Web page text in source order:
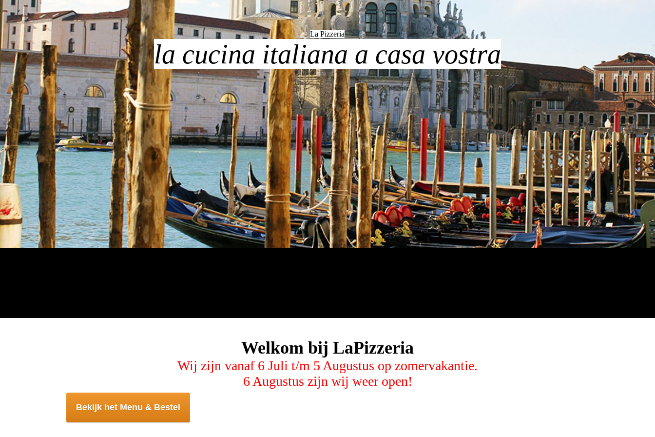
La Pizzeria
la cucina italiana a casa vostra
Welkom bij LaPizzeria
Wij zijn vanaf 6 Juli t/m 5 Augustus op zomervakantie.
6 Augustus zijn wij weer open!